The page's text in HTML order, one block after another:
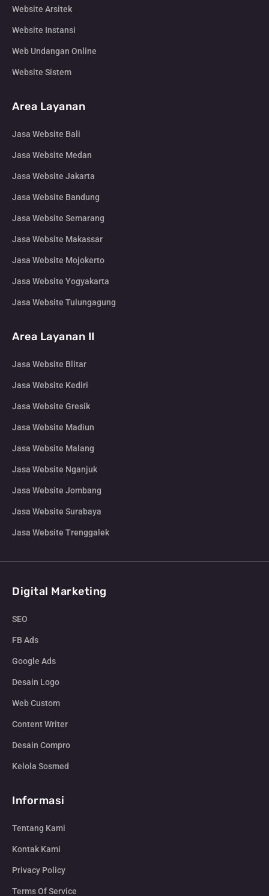
Website Arsitek
Website Instansi
Web Undangan Online
Website Sistem
Area Layanan
Jasa Website Bali
Jasa Website Medan
Jasa Website Jakarta
Jasa Website Bandung
Jasa Website Semarang
Jasa Website Makassar
Jasa Website Mojokerto
Jasa Website Yogyakarta
Jasa Website Tulungagung
Area Layanan II
Jasa Website Blitar
Jasa Website Kediri
Jasa Website Gresik
Jasa Website Madiun
Jasa Website Malang
Jasa Website Nganjuk
Jasa Website Jombang
Jasa Website Surabaya
Jasa Website Trenggalek
Digital Marketing
SEO
FB Ads
Google Ads
Desain Logo
Web Custom
Content Writer
Desain Compro
Kelola Sosmed
Informasi
Tentang Kami
Kontak Kami
Privacy Policy
Terms Of Service